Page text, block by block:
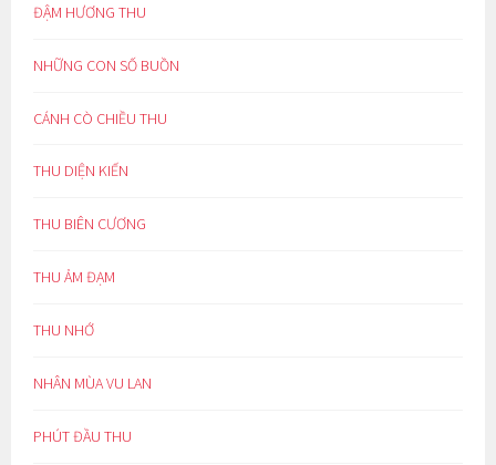
ĐẬM HƯƠNG THU
NHỮNG CON SỐ BUỒN
CÁNH CÒ CHIỀU THU
THU DIỆN KIẾN
THU BIÊN CƯƠNG
THU ẢM ĐẠM
THU NHỚ
NHÂN MÙA VU LAN
PHÚT ĐẦU THU